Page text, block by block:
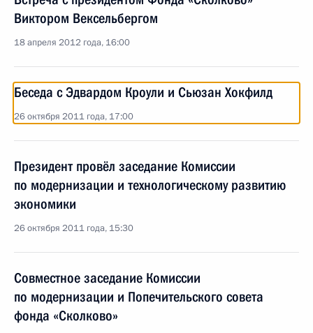
Виктором Вексельбергом
18 апреля 2012 года, 16:00
Беседа с Эдвардом Кроули и Сьюзан Хокфилд
26 октября 2011 года, 17:00
Президент провёл заседание Комиссии
по модернизации и технологическому развитию
экономики
26 октября 2011 года, 15:30
Совместное заседание Комиссии
по модернизации и Попечительского совета
фонда «Сколково»